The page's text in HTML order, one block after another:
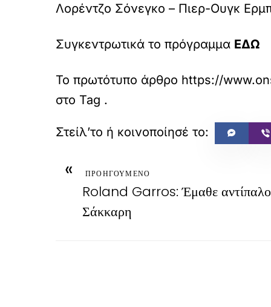
Λορέντζο Σόνεγκο – Πιερ-Ουγκ
Συγκεντρωτικά το πρόγραμμα ΕΔΩ
Το πρωτότυπο άρθρο https://
στο Tag .
« ΠΡΟΗΓΟΥΜΕΝΟ
Roland Garros: Έμαθε αντίπαλο
Σάκκαρη